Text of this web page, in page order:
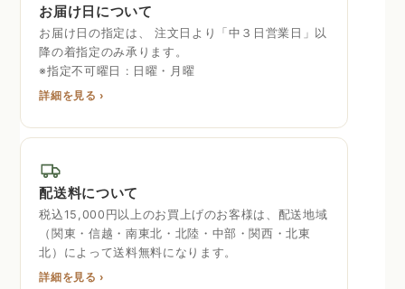
お届け日について
お届け日の指定は、 注文日より「中３日営業日」以
降の着指定のみ承ります。
※指定不可曜日 : 日曜・月曜
詳細を見る ›
配送料について
税込15,000円以上のお買上げのお客様は、配送地域
（関東・信越・南東北・北陸・中部・関西・北東
北）によって送料無料になります。
詳細を見る ›